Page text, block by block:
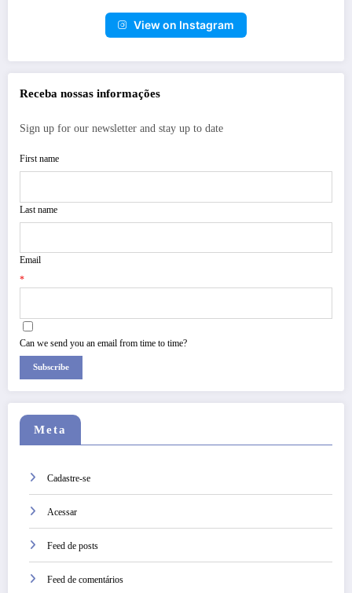
View on Instagram
Receba nossas informações
Sign up for our newsletter and stay up to date
First name
Last name
Email
*
Can we send you an email from time to time?
Subscribe
Meta
Cadastre-se
Acessar
Feed de posts
Feed de comentários